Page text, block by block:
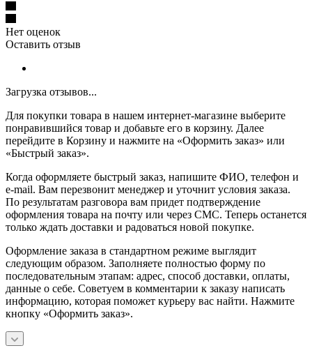
Нет оценок
Оставить отзыв
Загрузка отзывов...
Для покупки товара в нашем интернет-магазине выберите
понравившийся товар и добавьте его в корзину. Далее
перейдите в Корзину и нажмите на «Оформить заказ» или
«Быстрый заказ».
Когда оформляете быстрый заказ, напишите ФИО, телефон и
e-mail. Вам перезвонит менеджер и уточнит условия заказа.
По результатам разговора вам придет подтверждение
оформления товара на почту или через СМС. Теперь останется
только ждать доставки и радоваться новой покупке.
Оформление заказа в стандартном режиме выглядит
следующим образом. Заполняете полностью форму по
последовательным этапам: адрес, способ доставки, оплаты,
данные о себе. Советуем в комментарии к заказу написать
информацию, которая поможет курьеру вас найти. Нажмите
кнопку «Оформить заказ».